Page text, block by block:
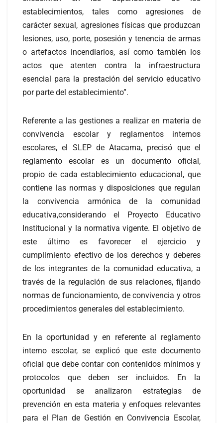
establecimientos, tales como agresiones de
carácter sexual, agresiones físicas que produzcan
lesiones, uso, porte, posesión y tenencia de armas
o artefactos incendiarios, así como también los
actos que atenten contra la infraestructura
esencial para la prestación del servicio educativo
por parte del establecimiento”.
Referente a las gestiones a realizar en materia de
convivencia escolar y reglamentos internos
escolares, el SLEP de Atacama, precisó que el
reglamento escolar es un documento oficial,
propio de cada establecimiento educacional, que
contiene las normas y disposiciones que regulan
la convivencia armónica de la comunidad
educativa,considerando el Proyecto Educativo
Institucional y la normativa vigente. El objetivo de
este último es favorecer el ejercicio y
cumplimiento efectivo de los derechos y deberes
de los integrantes de la comunidad educativa, a
través de la regulación de sus relaciones, fijando
normas de funcionamiento, de convivencia y otros
procedimientos generales del establecimiento.
En la oportunidad y en referente al reglamento
interno escolar, se explicó que este documento
oficial que debe contar con contenidos mínimos y
protocolos que deben ser incluidos. En la
oportunidad se analizaron estrategias de
prevención en esta materia y enfoques relevantes
para el Plan de Gestión en Convivencia Escolar,